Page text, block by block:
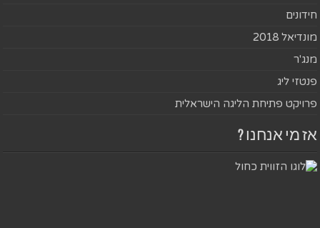
חידונים
מונדיאל 2018
מנג'ר
פנטזי ליג
פרויקט פתיחת הליגה הישראלית
אז מי אנחנו ?